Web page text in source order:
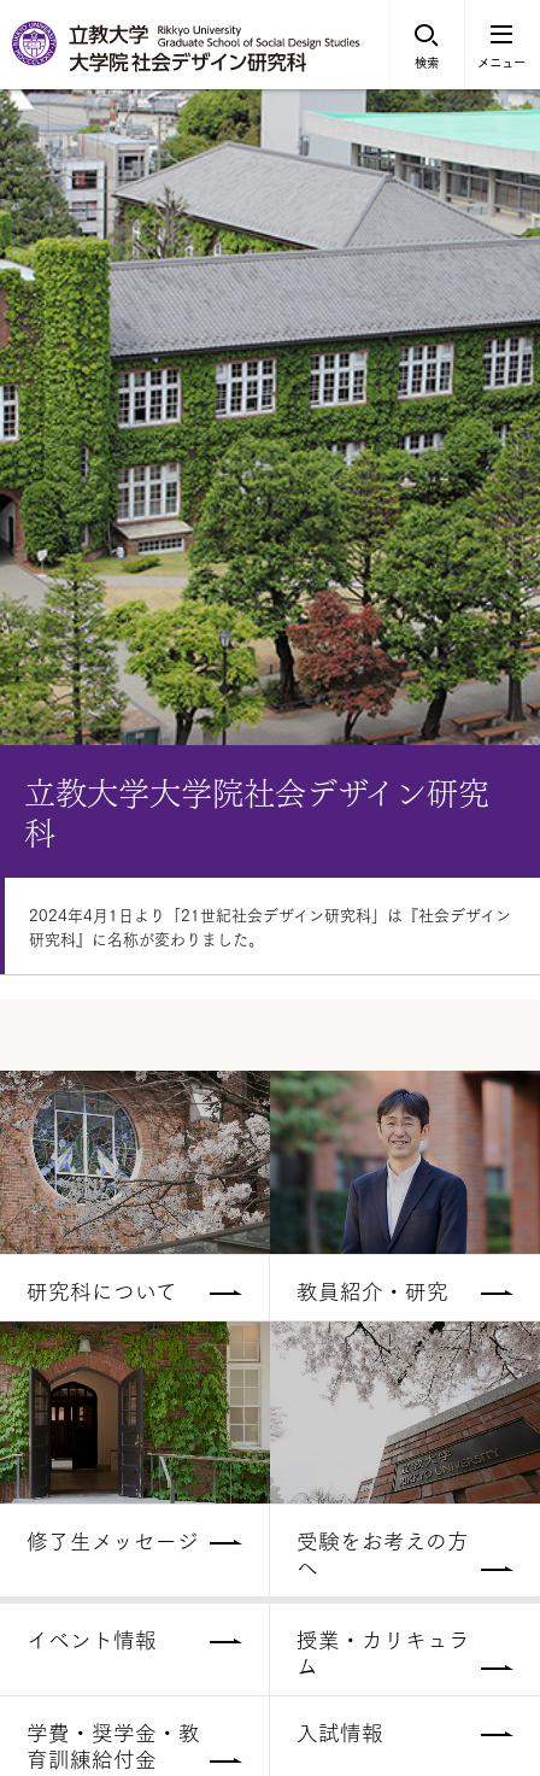
検索 メニュー
立教大学大学院社会デザイン研究
科
2024年4月1日より「21世紀社会デザイン研究科」は『社会デザイン
研究科』に名称が変わりました。
立教大学大学院社会デザイン研究
科
コミュニティデザイン学：NPO/NGO・ソーシャルビジネスなどの 運
営を実際的に研究する
立教大学大学院社会デザイン研究
科
社会組織理論：社会組織の歴史的社会科学的 分析研究を行う
立教大学大学院社会デザイン研究
科
グローバル・リスクガバナンス：さまざまなレベルのリスクガバナン
スを 個別的かつ総合的に研究する
研究科について 教員紹介・研究
修了生メッセージ 受験をお考えの方
へ
イベント情報 授業・カリキュラ
ム
学費・奨学金・教
育訓練給付金
入試情報